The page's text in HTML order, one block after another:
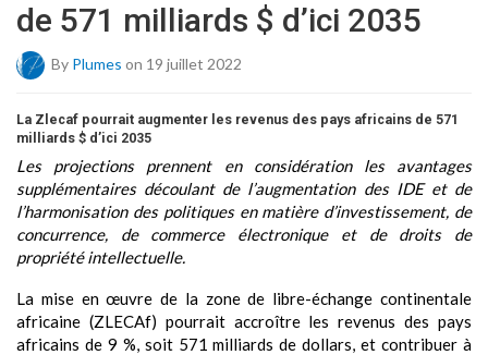
de 571 milliards $ d’ici 2035
By Plumes on 19 juillet 2022
La Zlecaf pourrait augmenter les revenus des pays africains de 571
milliards $ d’ici 2035
Les projections prennent en considération les avantages
supplémentaires découlant de l’augmentation des IDE et de
l’harmonisation des politiques en matière d’investissement, de
concurrence, de commerce électronique et de droits de
propriété intellectuelle.
La mise en œuvre de la zone de libre-échange continentale
africaine (ZLECAf) pourrait accroître les revenus des pays
africains de 9 %, soit 571 milliards de dollars, et contribuer à